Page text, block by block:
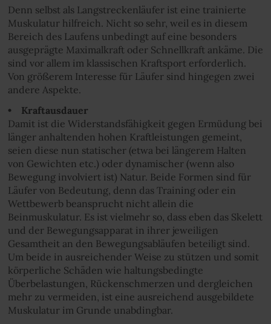
Denn selbst als Langstreckenläufer ist eine trainierte
Muskulatur hilfreich. Nicht so sehr, weil es in diesem
Bereich des Laufens unbedingt auf eine besonders
ausgeprägte Maximalkraft oder Schnellkraft ankäme. Die
sind vor allem im klassischen Kraftsport erforderlich.
Von größerem Interesse für Läufer sind hingegen zwei
andere Aspekte.
• Kraftausdauer
Damit ist die Widerstandsfähigkeit gegen Ermüdung bei
länger anhaltenden hohen Kraftleistungen gemeint,
seien diese nun statischer (etwa bei längerem Halten
von Gewichten etc.) oder dynamischer (wenn also
Bewegung involviert ist) Natur. Beide Formen sind für
Läufer von Bedeutung, denn das Training oder ein
Wettbewerb beansprucht nicht allein die
Beinmuskulatur. Es ist vielmehr so, dass eben das Skelett
und der Bewegungsapparat in ihrer jeweiligen
Gesamtheit an den Bewegungsabläufen beteiligt sind.
Um beide in ausreichender Weise zu stützen und somit
körperliche Schäden wie haltungsbedingte
Überbelastungen, Rückenschmerzen und dergleichen
mehr zu vermeiden, ist eine ausreichend ausgebildete
Muskulatur im Grunde unabdingbar.